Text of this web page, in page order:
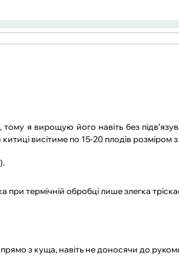
я вирощую його навіть без
висітиме по 15-20 плодів розміром
термічній обробці лише злегка
прямо з куща, навіть не доносячи до